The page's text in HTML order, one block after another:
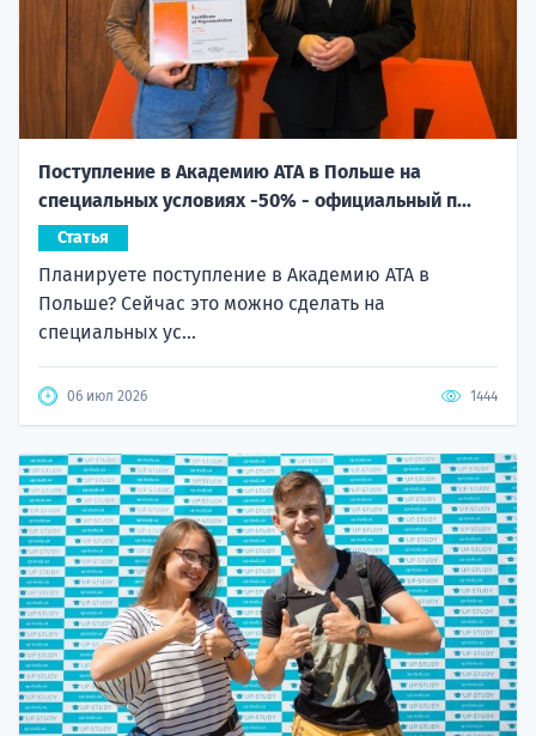
Поступление в Академию ATA в Польше на
специальных условиях -50% - официальный п...
Статья
Планируете поступление в Академию ATA в
Польше? Сейчас это можно сделать на
специальных ус...
06 июл 2026 1444